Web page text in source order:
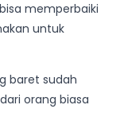
memperbaiki
untuk
baret sudah
orang biasa